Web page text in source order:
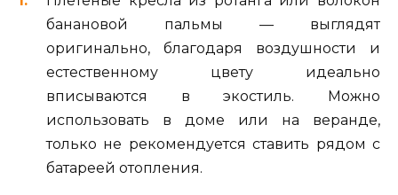
банановой пальмы — выглядят
оригинально, благодаря воздушности и
естественному цвету идеально
вписываются в экостиль. Можно
использовать в доме или на веранде,
только не рекомендуется ставить рядом с
батареей отопления.